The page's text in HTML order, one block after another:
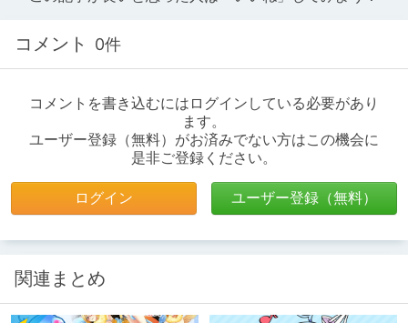
コメント 0件
コメントを書き込むにはログインしている必要があり
ます。
ユーザー登録（無料）がお済みでない方はこの機会に
是非ご登録ください。
ログイン ユーザー登録（無料）
関連まとめ